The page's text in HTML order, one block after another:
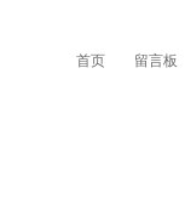
首页 留言板